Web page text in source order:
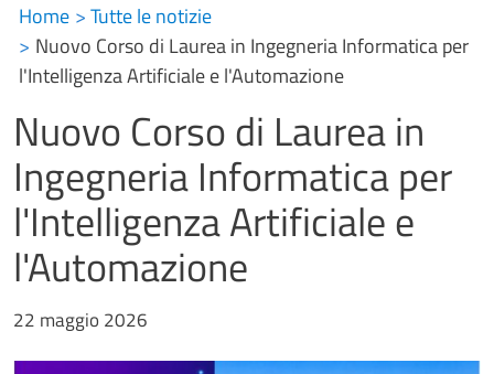
Home
Tutte le notizie
Nuovo Corso di Laurea in Ingegneria Informatica per
l'Intelligenza Artificiale e l'Automazione
Nuovo Corso di Laurea in
Ingegneria Informatica per
l'Intelligenza Artificiale e
l'Automazione
22 maggio 2026